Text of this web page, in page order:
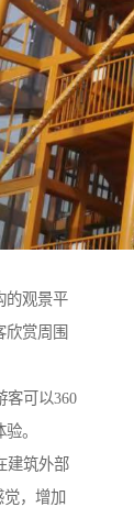
的观景平
欣赏周围
客可以360
。
建筑外部
觉，增加